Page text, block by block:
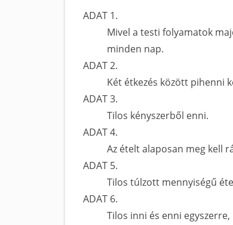
ADAT 1.
Mivel a testi folyamatok
minden nap.
ADAT 2.
Két étkezés között pihenni
ADAT 3.
Tilos kényszerből enni.
ADAT 4.
Az ételt alaposan meg kell
ADAT 5.
Tilos túlzott mennyiségű
ADAT 6.
Tilos inni és enni